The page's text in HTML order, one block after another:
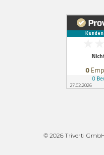
© 2026 Triverti